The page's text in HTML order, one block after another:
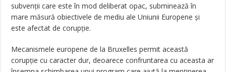
subvenții care este în mod deliberat opac, subminează în
mare măsură obiectivele de mediu ale Uniunii Europene și
este afectat de corupție.
Mecanismele europene de la Bruxelles permit această
corupție cu caracter dur, deoarece confruntarea cu aceasta ar